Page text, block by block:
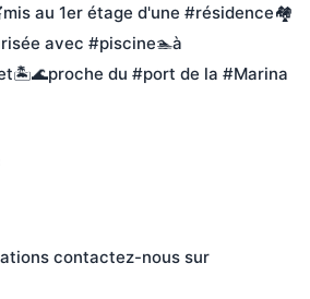
au 1er étage d'une #résidence🏘
avec #piscine🏊à
du #port de la #Marina
contactez-nous sur